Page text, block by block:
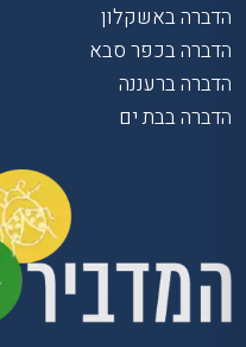
הדברה באשקלון
הדברה בכפר סבא
הדברה ברעננה
הדברה בבת ים